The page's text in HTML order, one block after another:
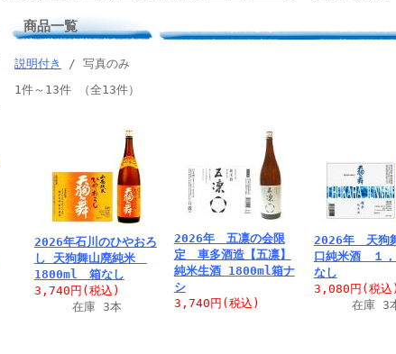
商品一覧
説明付き
/ 写真のみ
1件～13件 （全13件）
2026年石川のひやおろ
し 天狗舞山廃純米
1800ml 箱なし
3,740円 (税込)
在庫 3本
2026年 五凛の会限
定 車多酒造【五凛】
純米生酒 1800ml箱ナ
シ
3,740円 (税込)
2026年 天狗
口純米酒 １
なし
3,080円 (税込)
在庫 3